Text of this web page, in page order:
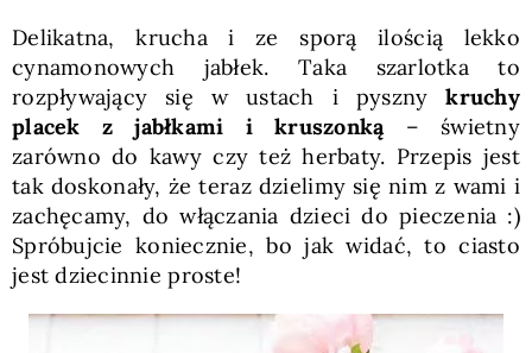
Delikatna, krucha i ze sporą ilością lekko
cynamonowych jabłek. Taka szarlotka to
rozpływający się w ustach i pysznykruchy
placek z jabłkami i kruszonką– świetny
zarówno do kawy czy też herbaty. Przepis jest
tak doskonały, że teraz dzielimy się nim z wami i
zachęcamy, do włączania dzieci do pieczenia :)
Spróbujcie koniecznie, bo jak widać, to ciasto
jest dziecinnie proste!